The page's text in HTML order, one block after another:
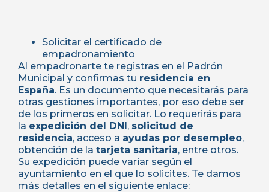
Solicitar el certificado de
empadronamiento
Al empadronarte te registras en el Padrón
Municipal y confirmas tu residencia en
España. Es un documento que necesitarás para
otras gestiones importantes, por eso debe ser
de los primeros en solicitar. Lo requerirás para
la expedición del DNI, solicitud de
residencia, acceso a ayudas por desempleo,
obtención de la tarjeta sanitaria, entre otros.
Su expedición puede variar según el
ayuntamiento en el que lo solicites. Te damos
más detalles en el siguiente enlace: